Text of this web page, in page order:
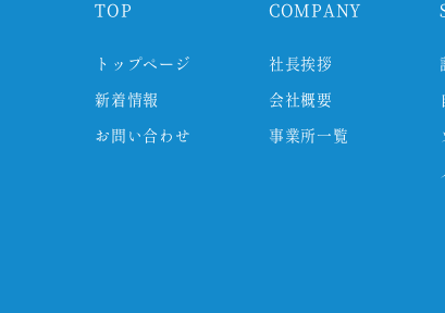
TOP
トップページ
新着情報
お問い合わせ
COMPANY
社長挨拶
会社概要
事業所一覧